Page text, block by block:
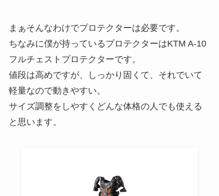
まぁそんなわけでプロテクターは必要です。
ちなみに僕が持っているプロテクターはKTM A-10
フルチェストプロテクターです。
値段は高めですが、しっかり固くて、それでいて
軽量なので動きやすい。
サイズ調整をしやすくどんな体格の人でも使える
と思います。